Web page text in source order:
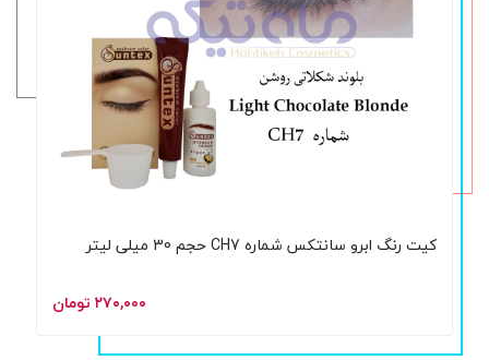
کیت رنگ ابرو سانتکس شماره CH7 حجم 30 میلی لیتر
۲۷۰,۰۰۰ تومان